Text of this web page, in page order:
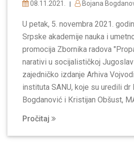
08.11.2021. Bojana
U petak, 5. novembra 2021.
Srpske akademije nauka i
promocija Zbornika radova
narativi u socijalističkoj
zajedničko izdanje Arhiva
instituta SANU, koje su uredili dr
Bogdanović i Кristijan Obšust,
Pročitaj